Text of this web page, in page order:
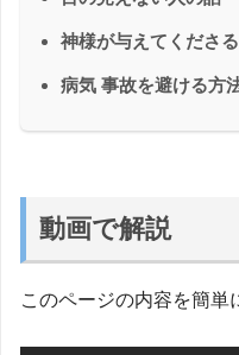
神様が与えてくださ
病気 事故を避ける方
動画で解説
このページの内容を簡単